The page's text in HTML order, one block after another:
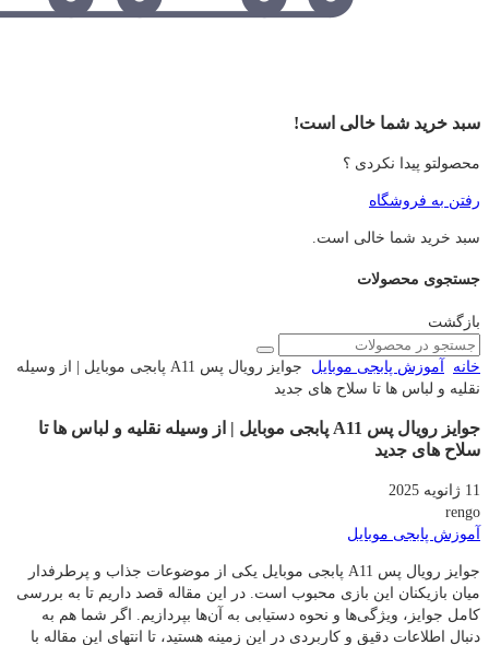
سبد خرید شما خالی است!
محصولتو پیدا نکردی ؟
رفتن به فروشگاه
سبد خرید شما خالی است.
جستجوی محصولات
بازگشت
خانه آموزش پابجی موبایل
جوایز رویال پس A11 پابجی موبایل | از وسیله
نقلیه و لباس ها تا سلاح های جدید
جوایز رویال پس A11 پابجی موبایل | از وسیله نقلیه و لباس ها تا
سلاح های جدید
11 ژانویه 2025
rengo
آموزش پابجی موبایل
جوایز رویال پس A11 پابجی موبایل یکی از موضوعات جذاب و پرطرفدار
میان بازیکنان این بازی محبوب است. در این مقاله قصد داریم تا به بررسی
کامل جوایز، ویژگی‌ها و نحوه دستیابی به آن‌ها بپردازیم. اگر شما هم به
دنبال اطلاعات دقیق و کاربردی در این زمینه هستید، تا انتهای این مقاله با